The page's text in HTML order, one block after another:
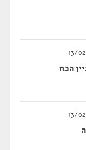
הכח